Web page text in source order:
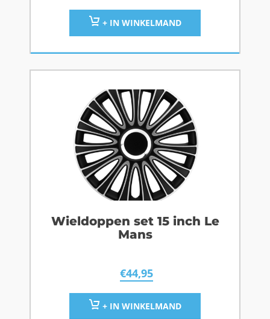
+ IN WINKELMAND
Wieldoppen set 15 inch Le
Mans
€44,95
+ IN WINKELMAND